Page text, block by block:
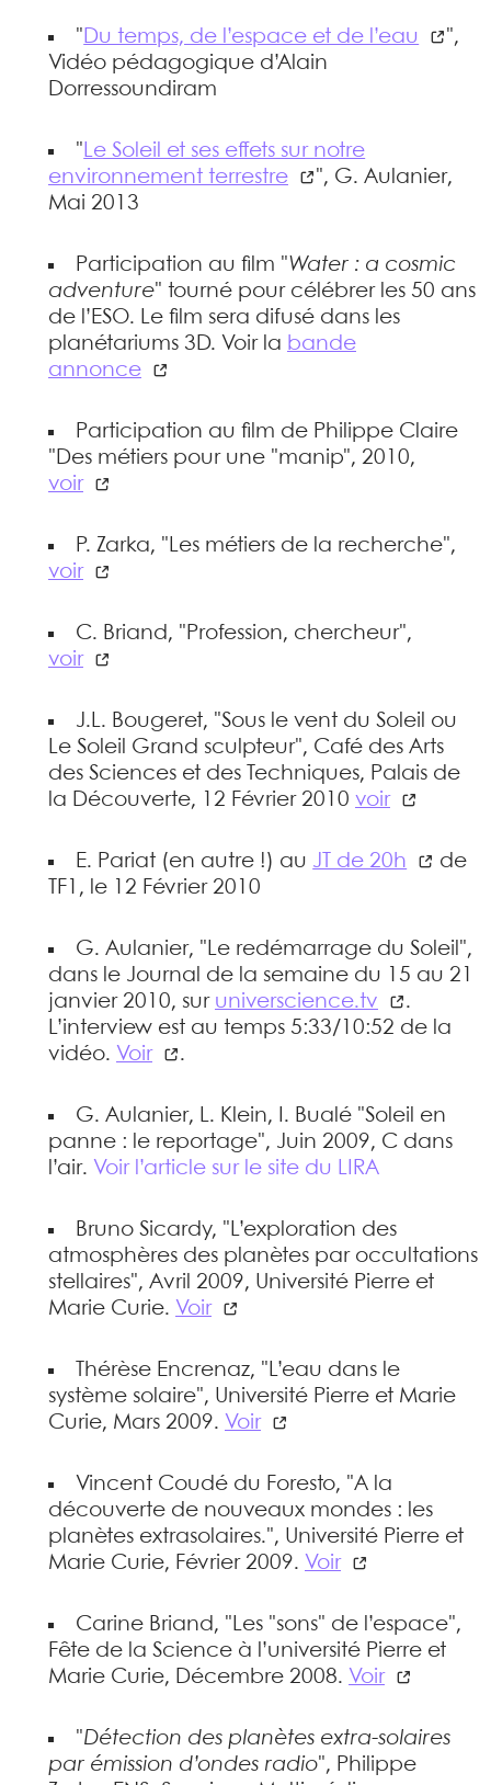
" Du temps, de l’espace et de l’eau
",
Vidéo pédagogique d’Alain
Dorressoundiram
" Le Soleil et ses effets sur notre
environnement terrestre
", G. Aulanier,
Mai 2013
Participation au film "Water : a cosmic
adventure" tourné pour célébrer les 50 ans
de l’ESO. Le film sera difusé dans les
planétariums 3D. Voir la bande
annonce
Participation au film de Philippe Claire
"Des métiers pour une "manip", 2010,
voir
P. Zarka, "Les métiers de la recherche",
voir
C. Briand, "Profession, chercheur",
voir
J.L. Bougeret, "Sous le vent du Soleil ou
Le Soleil Grand sculpteur", Café des Arts
des Sciences et des Techniques, Palais de
la Découverte, 12 Février 2010 voir
E. Pariat (en autre !) au JT de 20h
de
TF1, le 12 Février 2010
G. Aulanier, "Le redémarrage du Soleil",
dans le Journal de la semaine du 15 au 21
janvier 2010, sur universcience.tv
.
L’interview est au temps 5:33/10:52 de la
vidéo. Voir .
G. Aulanier, L. Klein, I. Bualé "Soleil en
panne : le reportage", Juin 2009, C dans
l’air. Voir l’article sur le site du LIRA
Bruno Sicardy, "L’exploration des
atmosphères des planètes par occultations
stellaires", Avril 2009, Université Pierre et
Marie Curie. Voir
Thérèse Encrenaz, "L’eau dans le
système solaire", Université Pierre et Marie
Curie, Mars 2009. Voir
Vincent Coudé du Foresto, "A la
découverte de nouveaux mondes : les
planètes extrasolaires.", Université Pierre et
Marie Curie, Février 2009. Voir
Carine Briand, "Les "sons" de l’espace",
Fête de la Science à l’université Pierre et
Marie Curie, Décembre 2008. Voir
"Détection des planètes extra-solaires
par émission d’ondes radio", Philippe